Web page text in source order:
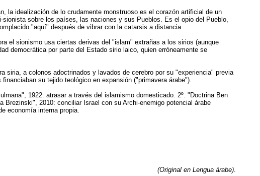
la idealización de lo crudamente monstruoso es el corazón artificial de un
sobre los países, las naciones y sus Pueblos. Es el opio del Pueblo,
"aquí" después de vibrar con la catarsis a distancia.
el sionismo usa ciertas derivas del "islam" extrañas a los sirios (aunque
democrática por parte del Estado sirio laico, quien erróneamente se
siria, a colonos adoctrinados y lavados de cerebro por su "experiencia" previa
su tejido teológico en expansión ("primavera árabe").
1922: atrasar a través del islamismo domesticado. 2º. "Doctrina Ben
2010: conciliar Israel con su Archi-enemigo potencial árabe
economía interna propia.
(Original en Lengua árabe).